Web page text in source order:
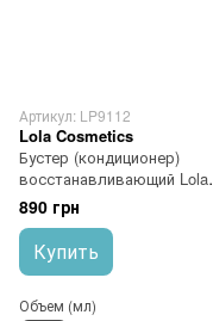
Артикул: LP9112
Lola Cosmetics
Бустер (кондиционер)
восстанавливающий Lola
From Rio DANOS VORAZES
BOOSTER DE REPARAÇÃO
IMEDIATA 250 мл
890 грн
Купить
Объем (мл)